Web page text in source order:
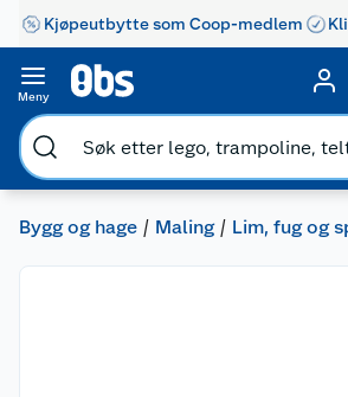
Kjøpeutbytte som Coop-medlem
Meny
Bygg og hage Maling Lim, fug og